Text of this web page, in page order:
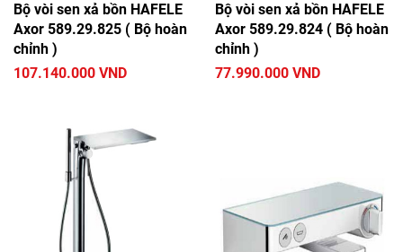
Bộ vòi sen xả bồn HAFELE
Axor 589.29.825 ( Bộ hoàn
chỉnh )
107.140.000 VND
Bộ vòi sen xả bồn HAFELE
Axor 589.29.824 ( Bộ hoàn
chỉnh )
77.990.000 VND